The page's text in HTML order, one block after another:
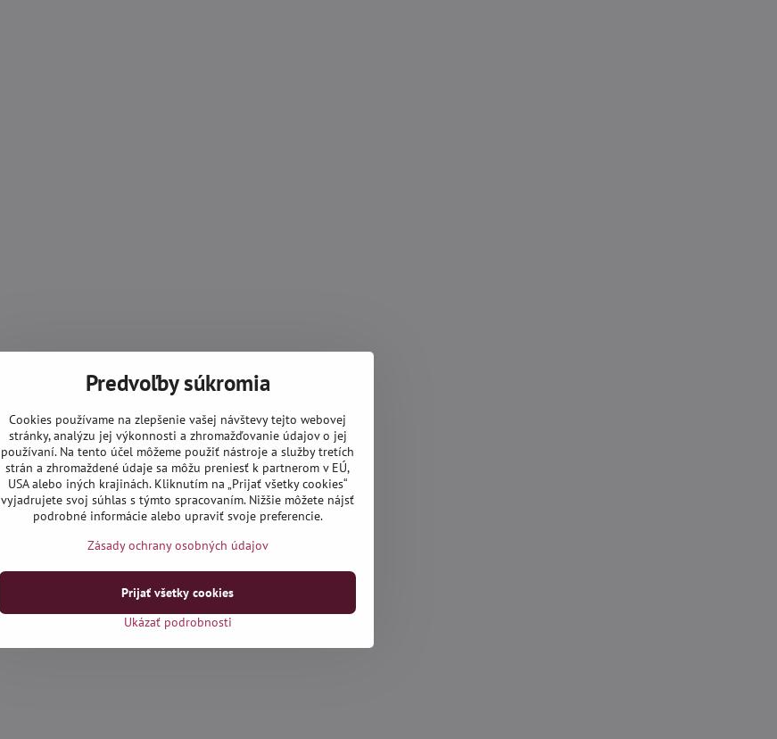
Predvoľby súkromia
Cookies používame na zlepšenie vašej návštevy tejto webovej
stránky, analýzu jej výkonnosti a zhromažďovanie údajov o jej
používaní. Na tento účel môžeme použiť nástroje a služby tretích
strán a zhromaždené údaje sa môžu preniesť k partnerom v EÚ,
USA alebo iných krajinách. Kliknutím na „Prijať všetky cookies“
vyjadrujete svoj súhlas s týmto spracovaním. Nižšie môžete nájsť
podrobné informácie alebo upraviť svoje preferencie.
Zásady ochrany osobných údajov
Ukázať podrobnosti
Prijať všetky cookies